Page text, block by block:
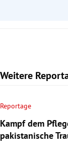
Weitere
Reportage
Kampf dem
pakistanische